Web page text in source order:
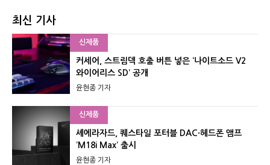
최신 기사
신제품
커세어, 스트림덱 호출 버튼 넣은 ‘나이트소드 V2
와이어리스 SD’ 공개
윤현종 기자
신제품
셰에라자드, 퀘스타일 포터블 DAC·헤드폰 앰프
‘M18i Max’ 출시
윤현종 기자